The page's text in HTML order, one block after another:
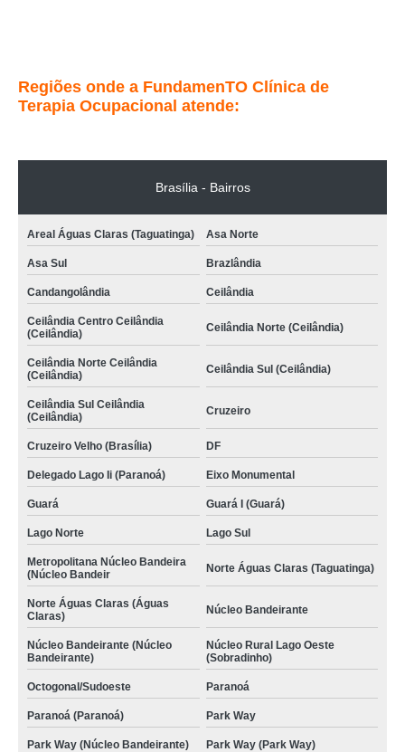
Regiões onde a FundamenTO Clínica de
Terapia Ocupacional atende:
Brasília - Bairros
Areal Águas Claras (Taguatinga) Asa Norte
Asa Sul Brazlândia
Candangolândia Ceilândia
Ceilândia Centro Ceilândia
(Ceilândia)
Ceilândia Norte (Ceilândia)
Ceilândia Norte Ceilândia
(Ceilândia)
Ceilândia Sul (Ceilândia)
Ceilândia Sul Ceilândia
(Ceilândia)
Cruzeiro
Cruzeiro Velho (Brasília) DF
Delegado Lago Ii (Paranoá) Eixo Monumental
Guará Guará I (Guará)
Lago Norte Lago Sul
Metropolitana Núcleo Bandeira
(Núcleo Bandeir
Norte Águas Claras (Taguatinga)
Norte Águas Claras (Águas
Claras)
Núcleo Bandeirante
Núcleo Bandeirante (Núcleo
Bandeirante)
Núcleo Rural Lago Oeste
(Sobradinho)
Octogonal/Sudoeste Paranoá
Paranoá (Paranoá) Park Way
Park Way (Núcleo Bandeirante) Park Way (Park Way)